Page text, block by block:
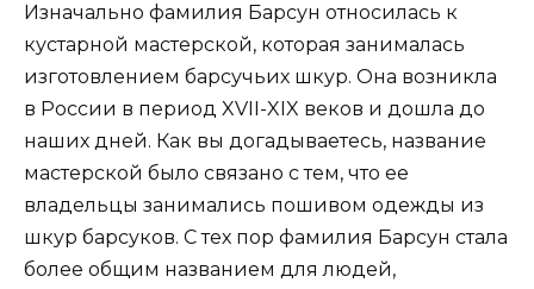
Изначально фамилия Барсун относилась к
кустарной мастерской, которая занималась
изготовлением барсучьих шкур. Она возникла
в России в период XVII-XIX веков и дошла до
наших дней. Как вы догадываетесь, название
мастерской было связано с тем, что ее
владельцы занимались пошивом одежды из
шкур барсуков. С тех пор фамилия Барсун стала
более общим названием для людей,